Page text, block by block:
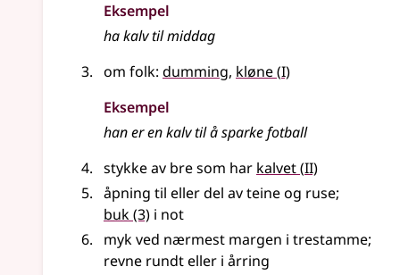
Eksempel
ha kalv til middag
om folk: dumming, kløne(1
I)
Eksempel
han er enkalvtil å sparke fotball
stykke av bre som har kalvet(2
II)
åpning til ellerdel av teine og ruse;
buk(3) i not
myk ved nærmest margen i trestamme;
revne rundteller i årring